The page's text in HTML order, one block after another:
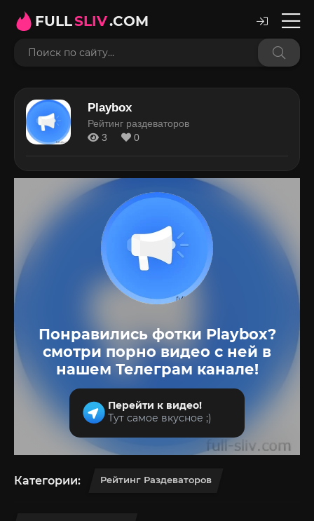
FULLSLIV.COM
Playbox
Рейтинг раздеваторов
3
0
Понравились фотки Playbox?
смотри порно видео с ней в
нашем Телеграм канале!
Перейти к видео!
Тут самое вкусное ;)
Категории: Рейтинг Раздеваторов